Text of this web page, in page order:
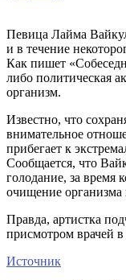
Певица Лайма
и в течение
Как пишет
либо политическая
организм.
Известно, что
внимательное
прибегает к
Сообщается, что
голодание, за время
очищение организма
Правда, артистка
присмотром врачей
Источник